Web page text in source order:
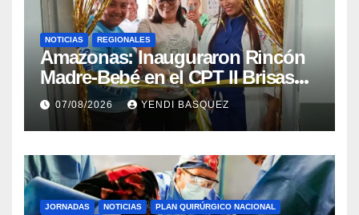
NOTICIAS REGIONALES
​Amazonas: Inauguraron Rincón
Madre-Bebé en el CPT II Brisas
del Aeropuerto ​Inauguraron
Rincón
07/08/2026 YENDI BASQUEZ
JORNADAS NOTICIAS
PLAN QUIRÚRGICO NACIONAL